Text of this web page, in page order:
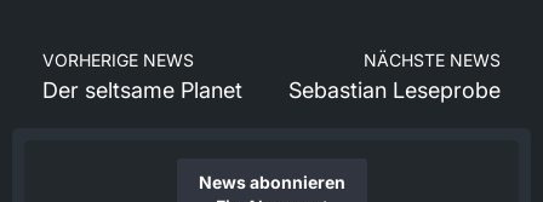
VORHERIGE NEWS
Der seltsame Planet
NÄCHSTE NEWS
Sebastian Leseprobe
News abonnieren